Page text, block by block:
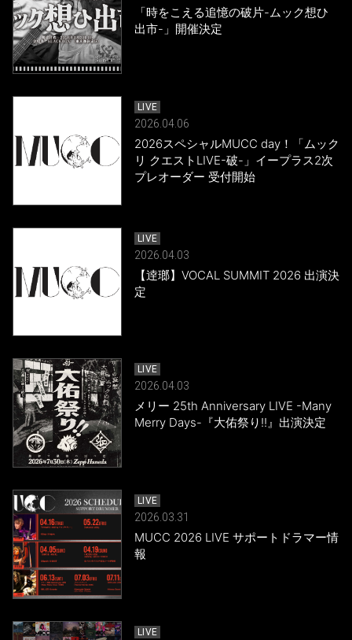
「時をこえる追憶の破片-ムック想ひ
出市-」開催決定
LIVE
2026.04.06
2026スペシャルMUCC day！「ムック
リ クエストLIVE-破-」イープラス2次
プレオーダー 受付開始
LIVE
2026.04.03
【逹瑯】VOCAL SUMMIT 2026 出演決
定
LIVE
2026.04.03
メリー 25th Anniversary LIVE -Many
Merry Days-『大佑祭り!!』出演決定
LIVE
2026.03.31
MUCC 2026 LIVE サポートドラマー情
報
LIVE